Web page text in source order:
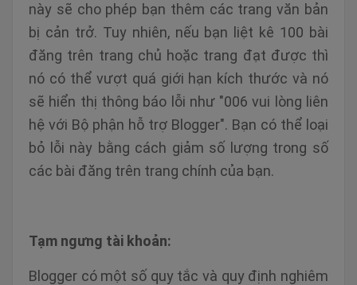
này sẽ cho phép bạn thêm các trang văn bản
bị cản trở. Tuy nhiên, nếu bạn liệt kê 100 bài
đăng trên trang chủ hoặc trang đạt được thì
nó có thể vượt quá giới hạn kích thước và nó
sẽ hiển thị thông báo lỗi như "006 vui lòng liên
hệ với Bộ phận hỗ trợ Blogger". Bạn có thể loại
bỏ lỗi này bằng cách giảm số lượng trong số
các bài đăng trên trang chính của bạn.
Tạm ngưng tài khoản:
Blogger có một số quy tắc và quy định nghiêm